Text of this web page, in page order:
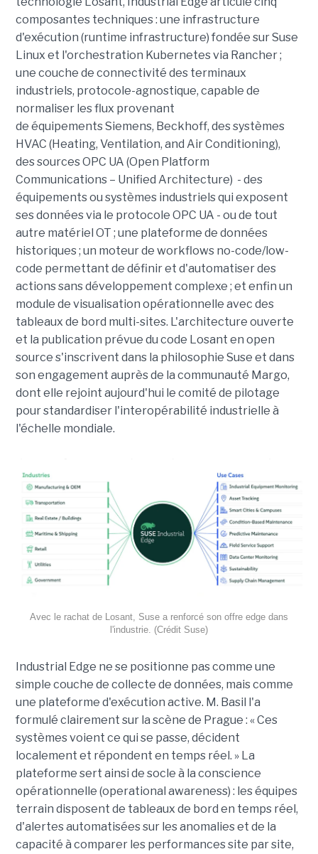
composantes techniques : une infrastructure
d'exécution (runtime infrastructure) fondée sur Suse
Linux et l'orchestration Kubernetes via Rancher ;
une couche de connectivité des terminaux
industriels, protocole-agnostique, capable de
normaliser les flux provenant
de équipements Siemens, Beckhoff, des systèmes
HVAC (Heating, Ventilation, and Air Conditioning),
des sources OPC UA (Open Platform
Communications – Unified Architecture) - des
équipements ou systèmes industriels qui exposent
ses données via le protocole OPC UA - ou de tout
autre matériel OT ; une plateforme de données
historiques ; un moteur de workflows no-code/low-
code permettant de définir et d'automatiser des
actions sans développement complexe ; et enfin un
module de visualisation opérationnelle avec des
tableaux de bord multi-sites. L'architecture ouverte
et la publication prévue du code Losant en open
source s'inscrivent dans la philosophie Suse et dans
son engagement auprès de la communauté Margo,
dont elle rejoint aujourd'hui le comité de pilotage
pour standardiser l'interopérabilité industrielle à
l'échelle mondiale.
Avec le rachat de Losant, Suse a renforcé son offre edge dans
l'industrie. (Crédit Suse)
Industrial Edge ne se positionne pas comme une
simple couche de collecte de données, mais comme
une plateforme d'exécution active. M. Basil l'a
formulé clairement sur la scène de Prague : « Ces
systèmes voient ce qui se passe, décident
localement et répondent en temps réel. » La
plateforme sert ainsi de socle à la conscience
opérationnelle (operational awareness) : les équipes
terrain disposent de tableaux de bord en temps réel,
d'alertes automatisées sur les anomalies et de la
capacité à comparer les performances site par site,